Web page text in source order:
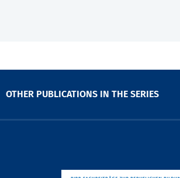
OTHER PUBLICATIONS IN THE SERIES